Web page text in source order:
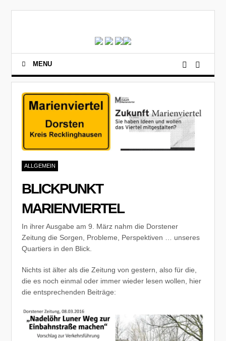
MENU
ALLGEMEIN
BLICKPUNKT
MARIENVIERTEL
In ihrer Ausgabe am 9. März nahm die Dorstener
Zeitung die Sorgen, Probleme, Perspektiven … unseres
Quartiers in den Blick.
Nichts ist älter als die Zeitung von gestern, also für die,
die es noch einmal oder immer wieder lesen wollen, hier
die entsprechenden Beiträge: